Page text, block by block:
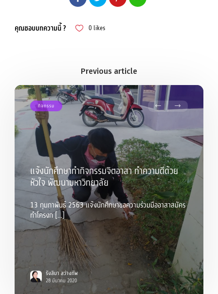
คุณชอบบทความนี้ ? 0 likes
กิจกรรม
แจ้งนักศึกษาทำกิจกรรมจิตอาสา ทำความดีด้วย
หัวใจ พัฒนามหาวิทยาลัย
13 กุมภาพันธ์ 2563 แจ้งนักศึกษาขอความร่วมมืออาสาสมัคร
ทำโครงก […]
รังสิมา สว่างทัพ
28 มีนาคม 2020